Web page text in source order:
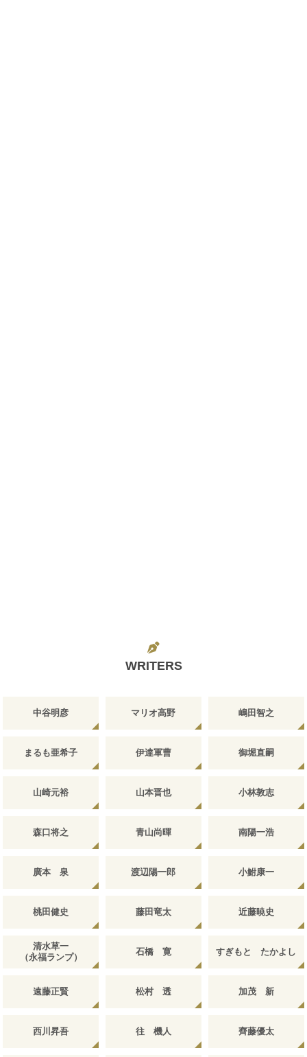
WRITERS
中谷明彦 マリオ高野 嶋田智之
まるも亜希子 伊達軍曹 御堀直嗣
山崎元裕 山本晋也 小林敦志
森口将之 青山尚暉 南陽一浩
廣本 泉 渡辺陽一郎 小鮒康一
桃田健史 藤田竜太 近藤暁史
清水草一
（永福ランプ）
石橋 寛 すぎもと たかよし
遠藤正賢 松村 透 加茂 新
西川昇吾 往 機人 齊藤優太